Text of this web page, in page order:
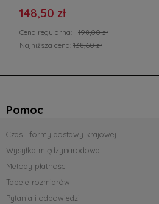
148,50 zł
Cena regularna:
198,00 zł
Najniższa cena: 138,60 zł
Pomoc
Czas i formy dostawy krajowej
Wysyłka międzynarodowa
Metody płatności
Tabele rozmiarów
Pytania i odpowiedzi